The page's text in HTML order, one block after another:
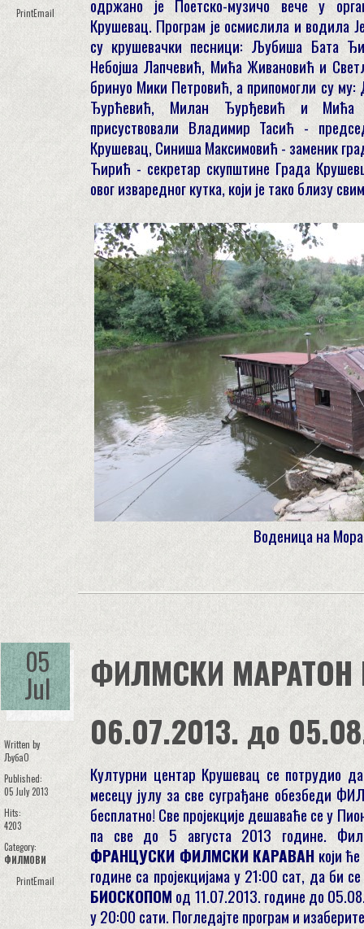
PrintEmail
одржано је Поетско-музичо вече у
Крушевац. Програм је осмислила и водила
су крушевачки песници: Љубиша Бата
Небојша Лапчевић, Мића Живановић и
бринуо Мики Петровић, а припомогли су
Ђурћевић, Милан Ђурђевић и Мића
присуствовали Владимир Тасић -
Крушевац, Синиша Максимовић - заменик
Ћирић - секретар скупштине Града
овог изваредног кутка, који је тако близу
Воденица на
05
Jul
Written by
ЉубаО
Published:
05 July 2013
Hits:
4203
Category:
ФИЛМОВИ
PrintEmail
ФИЛМСКИ МАРАТОН
06.07.2013. до
Културни центар Крушевац се потрудио
месецу јулу за све суграђане обезбеди
бесплатно! Све пројекције дешаваће се у
па све до 5 августа 2013 године.
ФРАНЦУСКИ ФИЛМСКИ КАРАВАН који
године са пројекцијама у 21:00 сат, да би
БИОСКОПОМ од 11.07.2013. године до
у 20:00 сати. Погледајте програм и